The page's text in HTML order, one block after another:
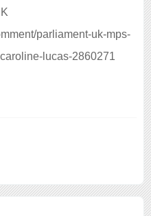
parliament-uk-mps-
lucas-2860271